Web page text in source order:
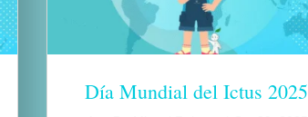
Día Mundial del Ictus 2025